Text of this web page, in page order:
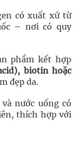
có xuất xứ từ
– nơi có quy
phẩm kết hợp
biotin hoặc
đẹp da.
nước uống có
thích hợp với